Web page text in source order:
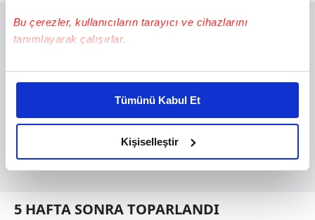
Bu çerezler, kullanıcıların tarayıcı ve cihazlarını
tanımlayarak çalışırlar.
Bu çerezlere izin vermeniz halinde sizlere özel
daha iyi reklam deneyimi yaşatabiliriz. Bunu yaparken
amacımızın size daha iyi bir reklam deneyimi sunmak
olduğunu ve sizlere en iyi içerikleri sunabilmek adına
elimizden gelen çabayı gösterdiğimizi ve bu noktada,
reklamların maliyetlerimizi karşılamak noktasında tek gelir
Tümünü Kabul Et
Kişiselleştir
5 HAFTA SONRA TOPARLANDI